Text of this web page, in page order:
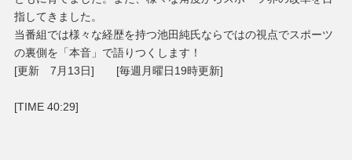
指してきました。
当番組では様々な経歴を持つ池田純氏ならではの視点でスポーツ
の裏側を「本音」で語りつくします！
[更新 7月13日] [毎週月曜日19時更新]
[TIME 40:29]